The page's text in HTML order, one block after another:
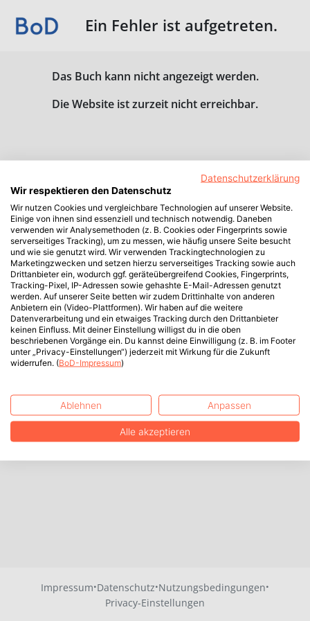
Ein Fehler ist aufgetreten.
Das Buch kann nicht angezeigt werden.
Die Website ist zurzeit nicht erreichbar.
Impressum·Datenschutz·Nutzungsbedingungen·
Privacy-Einstellungen
Datenschutzerklärung
Wir respektieren den Datenschutz
Wir nutzen Cookies und vergleichbare Technologien auf unserer Website.
Einige von ihnen sind essenziell und technisch notwendig. Daneben
verwenden wir Analysemethoden (z. B. Cookies oder Fingerprints sowie
serverseitiges Tracking), um zu messen, wie häufig unsere Seite besucht
und wie sie genutzt wird. Wir verwenden Trackingtechnologien zu
Marketingzwecken und setzen hierzu serverseitiges Tracking sowie auch
Drittanbieter ein, wodurch ggf. geräteübergreifend Cookies, Fingerprints,
Tracking-Pixel, IP-Adressen sowie gehashte E-Mail-Adressen genutzt
werden. Auf unserer Seite betten wir zudem Drittinhalte von anderen
Anbietern ein (Video-Plattformen). Wir haben auf die weitere
Datenverarbeitung und ein etwaiges Tracking durch den Drittanbieter
keinen Einfluss. Mit deiner Einstellung willigst du in die oben
beschriebenen Vorgänge ein. Du kannst deine Einwilligung (z. B. im Footer
unter „Privacy-Einstellungen“) jederzeit mit Wirkung für die Zukunft
widerrufen. (BoD-Impressum)
Ablehnen Anpassen
Alle akzeptieren